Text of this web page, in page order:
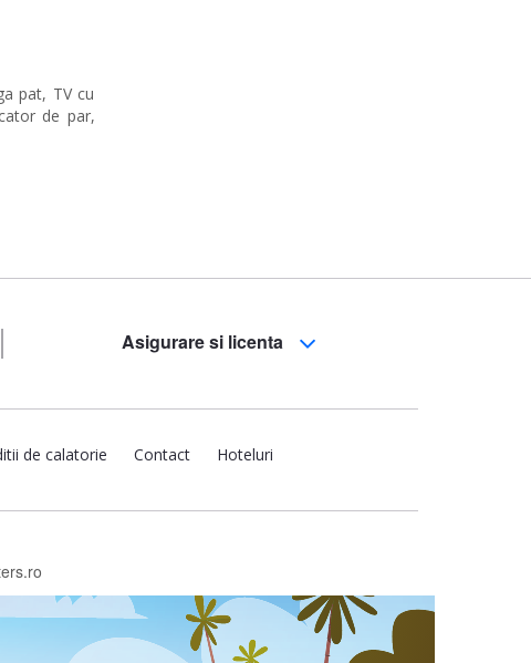
pat, TV cu
de par,
Asigurare si licenta
de calatorie Contact Hoteluri